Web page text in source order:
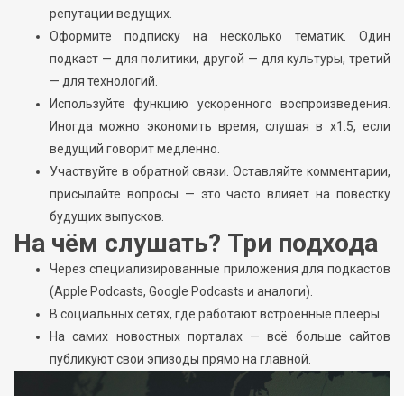
репутации ведущих.
Оформите подписку на несколько тематик. Один
подкаст — для политики, другой — для культуры, третий
— для технологий.
Используйте функцию ускоренного воспроизведения.
Иногда можно экономить время, слушая в x1.5, если
ведущий говорит медленно.
Участвуйте в обратной связи. Оставляйте комментарии,
присылайте вопросы — это часто влияет на повестку
будущих выпусков.
На чём слушать? Три подхода
Через специализированные приложения для подкастов
(Apple Podcasts, Google Podcasts и аналоги).
В социальных сетях, где работают встроенные плееры.
На самих новостных порталах — всё больше сайтов
публикуют свои эпизоды прямо на главной.